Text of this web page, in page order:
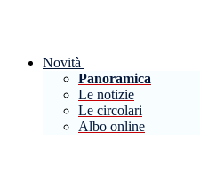
Novità
Panoramica
Le notizie
Le circolari
Albo online